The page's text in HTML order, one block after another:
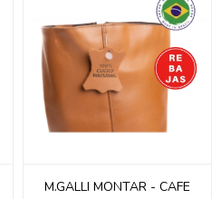
M.GALLI MONTAR - CAFE